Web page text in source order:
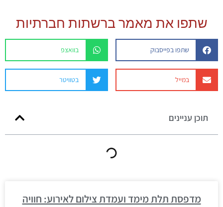
שתפו את מאמר ברשתות חברתיות
שתפו בפייסבוק בוואצפ
במייל בטוויטר
תוכן עניינים
מדפסת תלת מימד ועמדת צילום לאירוע: חוויה